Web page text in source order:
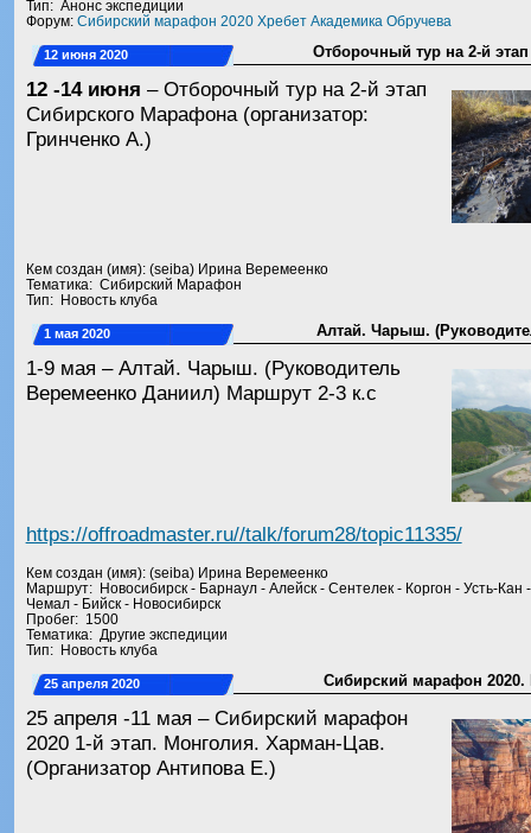
Тип: Анонс экспедиции
Форум: Сибирский марафон 2020 Хребет Академика Обручева
12 июня 2020 Отборочный тур на 2-й
12 -14 июня – Отборочный тур на 2-й этап
Сибирского Марафона (организатор:
Гринченко А.)
Кем создан (имя): (seiba) Ирина Веремеенко
Тематика: Сибирский Марафон
Тип: Новость клуба
1 мая 2020 Алтай. Чарыш.
1-9 мая – Алтай. Чарыш. (Руководитель
Веремеенко Даниил) Маршрут 2-3 к.с
https://offroadmaster.ru//talk/forum28/topic11335/
Кем создан (имя): (seiba) Ирина Веремеенко
Маршрут: Новосибирск - Барнаул - Алейск - Сентелек - Коргон - Усть-Кан
Чемал - Бийск - Новосибирск
Пробег: 1500
Тематика: Другие экспедиции
Тип: Новость клуба
25 апреля 2020 Сибирский марафон
25 апреля -11 мая – Сибирский марафон
2020 1-й этап. Монголия. Харман-Цав.
(Организатор Антипова Е.)